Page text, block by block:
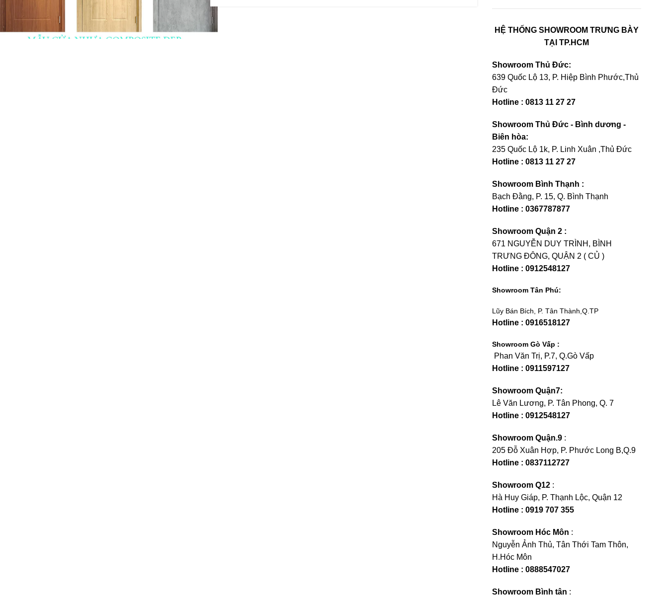
HỆ THỐNG SHOWROOM TRƯNG BÀY
TẠI TP.HCM
Showroom Thủ Đức:
639 Quốc Lộ 13, P. Hiệp Bình Phước,Thủ
Đức
Hotline : 0813 11 27 27
Showroom Thủ Đức - Bình dương -
Biên hòa:
235 Quốc Lộ 1k, P. Linh Xuân ,Thủ Đức
Hotline : 0813 11 27 27
Showroom Bình Thạnh :
Bạch Đằng, P. 15, Q. Bình Thạnh
Hotline : 0367787877
Showroom Quận 2 :
671 NGUYỄN DUY TRÌNH, BÌNH
TRƯNG ĐÔNG, QUẬN 2 ( CỦ )
Hotline : 0912548127
Showroom Tân Phú:
Lũy Bán Bích, P. Tân Thành,Q.TP
Hotline : 0916518127
Showroom Gò Vấp :
Phan Văn Trị, P.7, Q.Gò Vấp
Hotline : 0911597127
Showroom Quận7:
Lê Văn Lương, P. Tân Phong, Q. 7
Hotline : 0912548127
Showroom Quận.9 :
205 Đỗ Xuân Hợp, P. Phước Long B,Q.9
Hotline : 0837112727
Showroom Q12 :
Hà Huy Giáp, P. Thạnh Lộc, Quận 12
Hotline : 0919 707 355
Showroom Hóc Môn :
Nguyễn Ảnh Thủ, Tân Thới Tam Thôn,
H.Hóc Môn
Hotline : 0888547027
Showroom Bình tân :